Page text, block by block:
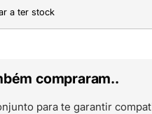
a ter stock
compraram..
para te garantir